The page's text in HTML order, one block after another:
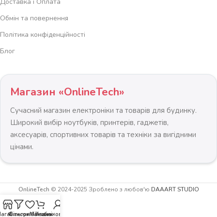
Обмін та повернення
Політика конфіденційності
Блог
Магазин «OnlineTech»
Сучасний магазин електроніки та товарів для будинку.
Широкий вибір ноутбуків, принтерів, гаджетів,
аксесуарів, спортивних товарів та техніки за вигідними
цінами.
OnlineTech © 2024-2025 Зроблено з любов'ю DAAART STUDIO
Фільтри
Список бажань
Кошик
Мій обліковий запис